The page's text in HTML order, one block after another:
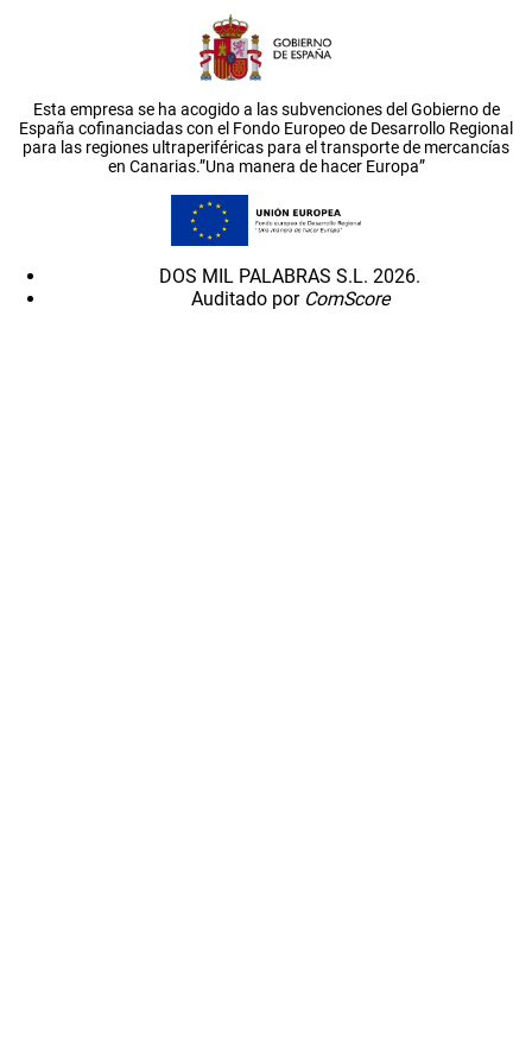
Esta empresa se ha acogido a las subvenciones del Gobierno de
España cofinanciadas con el Fondo Europeo de Desarrollo Regional
para las regiones ultraperiféricas para el transporte de mercancías
en Canarias.”Una manera de hacer Europa”
DOS MIL PALABRAS S.L. 2026.
Auditado por ComScore